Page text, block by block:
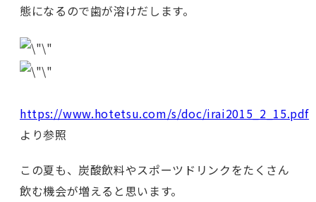
態になるので歯が溶けだします。
https://www.hotetsu.com/s/doc/irai2015_2_15.pdf
より参照
この夏も、炭酸飲料やスポーツドリンクをたくさん
飲む機会が増えると思います。